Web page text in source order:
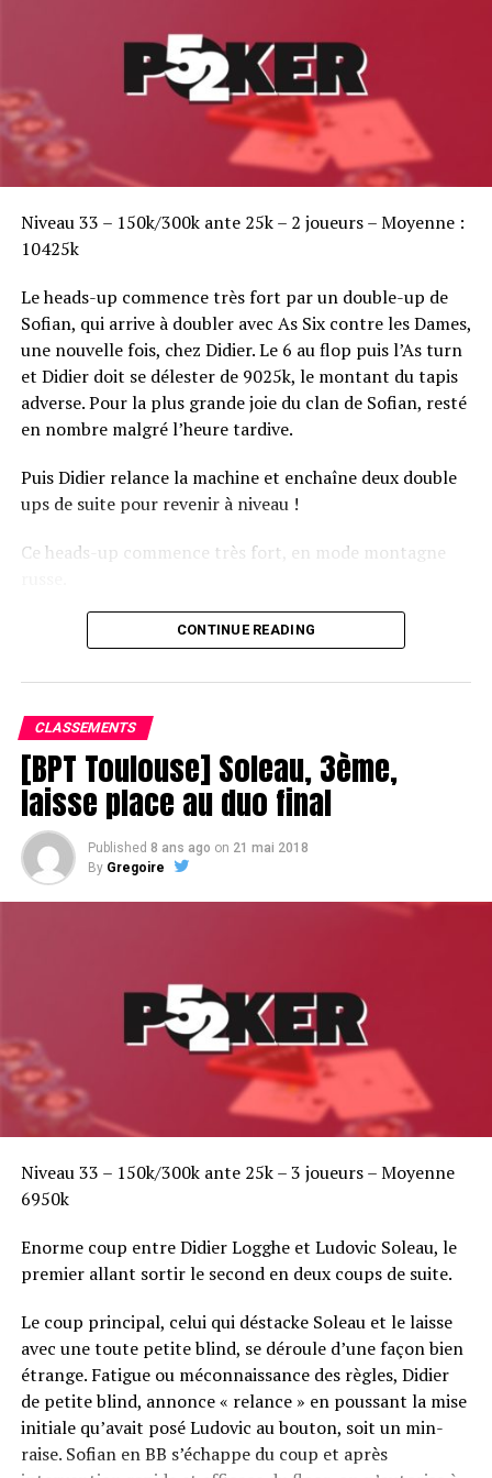
Niveau 33 – 150k/300k ante 25k – 2 joueurs – Moyenne :
10425k
Le heads-up commence très fort par un double-up de
Sofian, qui arrive à doubler avec As Six contre les Dames,
une nouvelle fois, chez Didier. Le 6 au flop puis l’As turn
et Didier doit se délester de 9025k, le montant du tapis
adverse. Pour la plus grande joie du clan de Sofian, resté
en nombre malgré l’heure tardive.
Puis Didier relance la machine et enchaîne deux double
ups de suite pour revenir à niveau !
Ce heads-up commence très fort, en mode montagne
Le champagne va réchauffer si les deux finalistes ne se décident pas !
CONTINUE READING
CLASSEMENTS
[BPT Toulouse] Soleau, 3ème,
laisse place au duo final
Published 8 ans ago on 21 mai 2018
By Gregoire
Niveau 33 – 150k/300k ante 25k – 3 joueurs – Moyenne
6950k
Enorme coup entre Didier Logghe et Ludovic Soleau, le
premier allant sortir le second en deux coups de suite.
Le coup principal, celui qui déstacke Soleau et le laisse
avec une toute petite blind, se déroule d’une façon bien
étrange. Fatigue ou méconnaissance des règles, Didier
de petite blind, annonce « relance » en poussant la mise
initiale qu’avait posé Ludovic au bouton, soit un min-
raise. Sofian en BB s’échappe du coup et après